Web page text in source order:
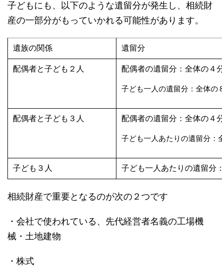
子どもにも、以下のような遺留分が発生し、相続財
産の一部分がもっていかれる可能性があります。
遺族の関係 遺留分
配偶者と子ども２人 配偶者の遺留分：全体の４
子ども一人の遺留分：全体の
配偶者と子ども３人 配偶者の遺留分：全体の４
子ども一人あたりの遺留分：
子ども３人 子ども一人あたりの遺留分
相続財産で重要となるのが次の２つです
・会社で使われている、先代経営者名義の工場機
械・土地建物
・株式